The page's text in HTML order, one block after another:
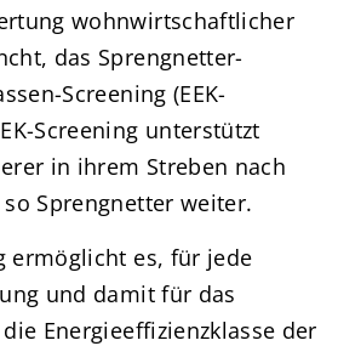
wohnwirtschaftlicher
das Sprengnetter-
Screening (EEK-
Screening unterstützt
in ihrem Streben nach
so Sprengnetter weiter.
ermöglicht es, für jede
und damit für das
Energieeffizienzklasse der